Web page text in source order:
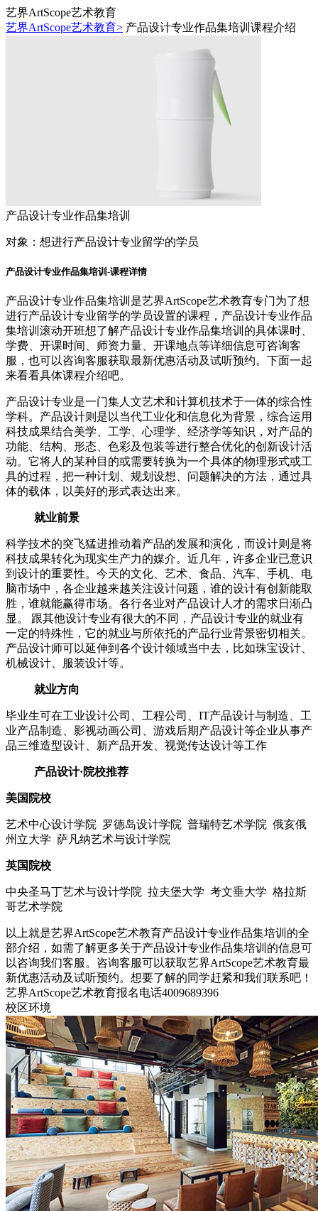
艺界ArtScope艺术教育
艺界ArtScope艺术教育> 产品设计专业作品集培训课程介绍
产品设计专业作品集培训
对象： 想进行产品设计专业留学的学员
产品设计专业作品集培训-课程详情
产品设计专业作品集培训是艺界ArtScope艺术教育专门为了想
进行产品设计专业留学的学员设置的课程，产品设计专业作品
集培训滚动开班想了解产品设计专业作品集培训的具体课时、
学费、开课时间、师资力量、开课地点等详细信息可咨询客
服，也可以咨询客服获取最新优惠活动及试听预约。下面一起
来看看具体课程介绍吧。
产品设计专业是一门集人文艺术和计算机技术于一体的综合性
学科。产品设计则是以当代工业化和信息化为背景，综合运用
科技成果结合美学、工学、心理学、经济学等知识，对产品的
功能、结构、形态、色彩及包装等进行整合优化的创新设计活
动。它将人的某种目的或需要转换为一个具体的物理形式或工
具的过程，把一种计划、规划设想、问题解决的方法，通过具
体的载体，以美好的形式表达出来。
就业前景
科学技术的突飞猛进推动着产品的发展和演化，而设计则是将
科技成果转化为现实生产力的媒介。近几年，许多企业已意识
到设计的重要性。今天的文化、艺术、食品、汽车、手机、电
脑市场中，各企业越来越关注设计问题，谁的设计有创新能取
胜，谁就能赢得市场。各行各业对产品设计人才的需求日渐凸
显。 跟其他设计专业有很大的不同，产品设计专业的就业有
一定的特殊性，它的就业与所依托的产品行业背景密切相关。
产品设计师可以延伸到各个设计领域当中去，比如珠宝设计、
机械设计、服装设计等。
就业方向
毕业生可在工业设计公司、工程公司、IT产品设计与制造、工
业产品制造、影视动画公司、游戏后期产品设计等企业从事产
品三维造型设计、新产品开发、视觉传达设计等工作
产品设计·院校推荐
美国院校
艺术中心设计学院 罗德岛设计学院 普瑞特艺术学院 俄亥俄
州立大学 萨凡纳艺术与设计学院
英国院校
中央圣马丁艺术与设计学院 拉夫堡大学 考文垂大学 格拉斯
哥艺术学院
以上就是艺界ArtScope艺术教育产品设计专业作品集培训的全
部介绍，如需了解更多关于产品设计专业作品集培训的信息可
以咨询我们客服。咨询客服可以获取艺界ArtScope艺术教育最
新优惠活动及试听预约。想要了解的同学赶紧和我们联系吧！
艺界ArtScope艺术教育报名电话4009689396
校区环境